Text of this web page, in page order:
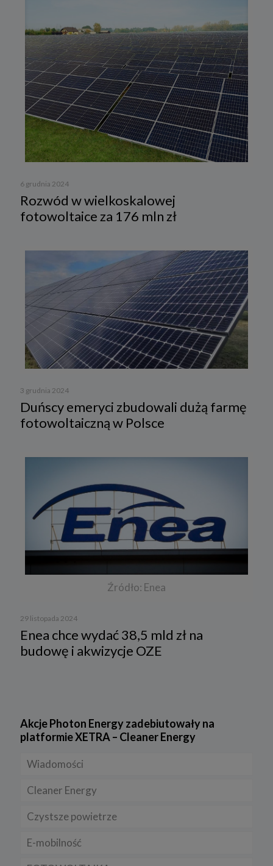
6 grudnia 2024
Rozwód w wielkoskalowej
fotowoltaice za 176 mln zł
3 grudnia 2024
Duńscy emeryci zbudowali dużą farmę
fotowoltaiczną w Polsce
Źródło: Enea
29 listopada 2024
Enea chce wydać 38,5 mld zł na
budowę i akwizycje OZE
Akcje Photon Energy zadebiutowały na
platformie XETRA – Cleaner Energy
Wiadomości
Firmy
Prawo
Rynek/Gospodarka
Cleaner Energy
Dla domu
Dla firmy
Czystsze powietrze
E-mobilność